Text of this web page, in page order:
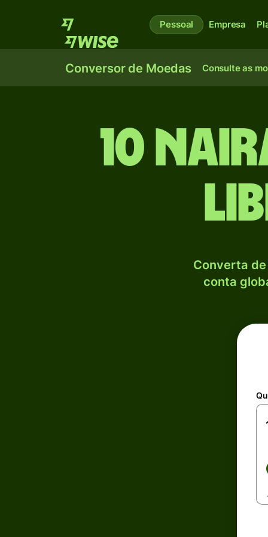
Pessoal Empresa
Conversor de Moedas Consulte as
10
Converta de
conta